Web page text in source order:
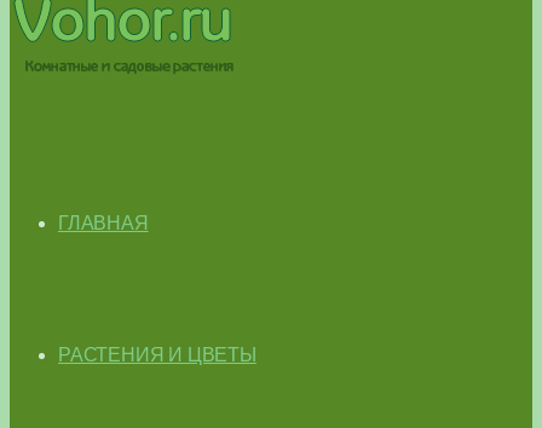
ГЛАВНАЯ
РАСТЕНИЯ И ЦВЕТЫ